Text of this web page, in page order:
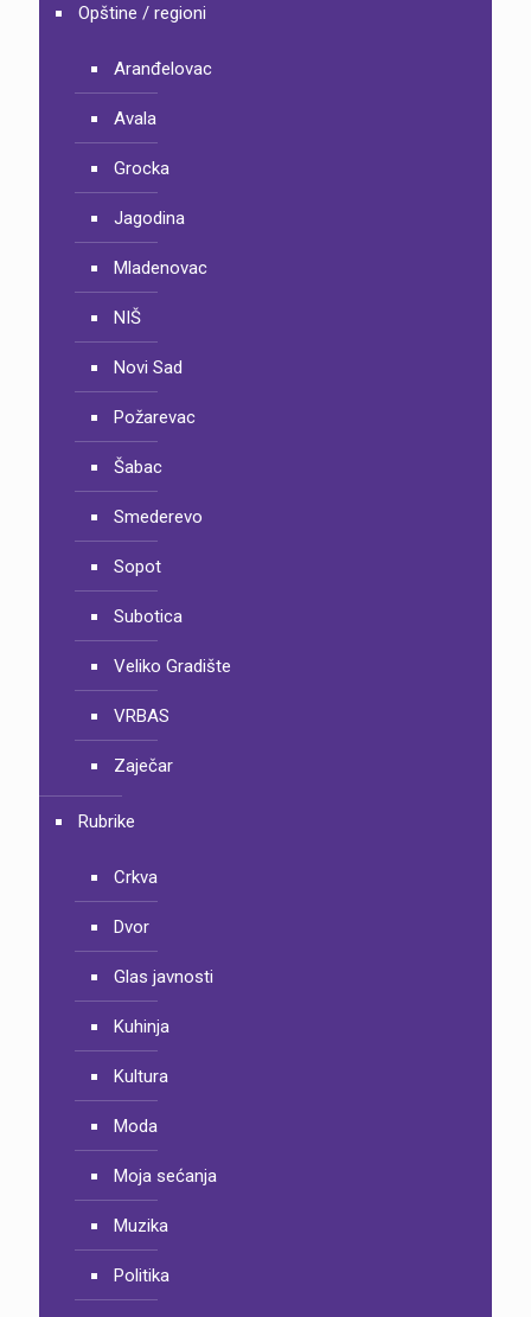
Opštine / regioni
Aranđelovac
Avala
Grocka
Jagodina
Mladenovac
NIŠ
Novi Sad
Požarevac
Šabac
Smederevo
Sopot
Subotica
Veliko Gradište
VRBAS
Zaječar
Rubrike
Crkva
Dvor
Glas javnosti
Kuhinja
Kultura
Moda
Moja sećanja
Muzika
Politika